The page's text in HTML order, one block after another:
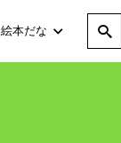
絵本だな